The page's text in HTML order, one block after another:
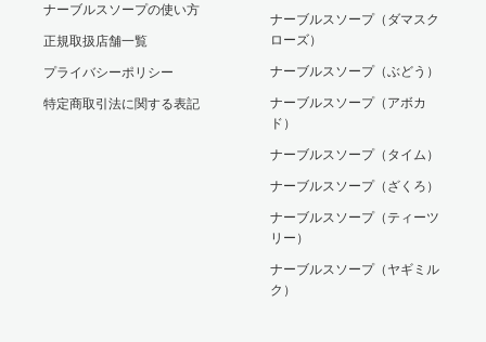
ナーブルスソープの使い方
正規取扱店舗一覧
プライバシーポリシー
特定商取引法に関する表記
ナーブルスソープ（ダマスク
ローズ）
ナーブルスソープ（ぶどう）
ナーブルスソープ（アボカ
ド）
ナーブルスソープ（タイム）
ナーブルスソープ（ざくろ）
ナーブルスソープ（ティーツ
リー）
ナーブルスソープ（ヤギミル
ク）